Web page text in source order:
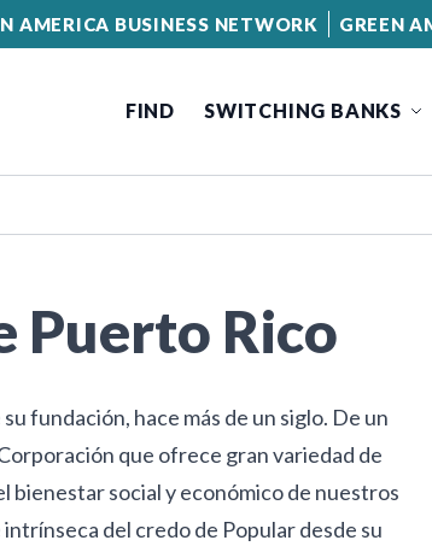
AMERICA BUSINESS NETWORK GREEN
FIND SWITCHING BANKS
Puerto Rico
fundación, hace más de un siglo. De un
que ofrece gran variedad de
bienestar social y económico de nuestros
del credo de Popular desde su